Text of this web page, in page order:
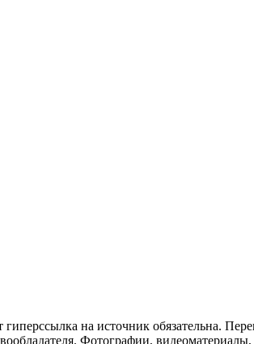
на источник обязательна.
Фотографии,